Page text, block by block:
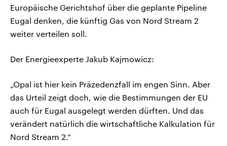
Europäische Gerichtshof über die geplante Pipeline
Eugal denken, die künftig Gas von Nord Stream 2
weiter verteilen soll.
Der Energieexperte Jakub Kajmowicz:
„Opal ist hier kein Präzedenzfall im engen Sinn. Aber
das Urteil zeigt doch, wie die Bestimmungen der EU
auch für Eugal ausgelegt werden dürften. Und das
verändert natürlich die wirtschaftliche Kalkulation für
Nord Stream 2.“